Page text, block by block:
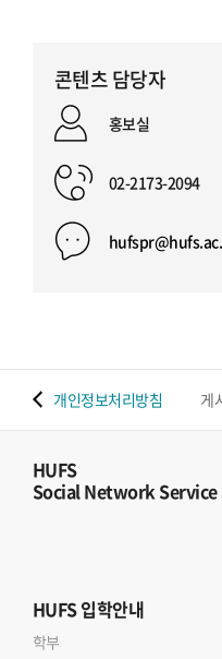
콘텐츠 담당자
홍보실
02-2173-2094
개인정보처리방침 게
HUFS
Social Network Service
HUFS입학안내
학부